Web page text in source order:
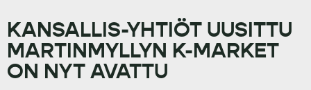
KANSALLIS-YHTIÖT UUSITTU
MARTINMYLLYN K-MARKET
ON NYT AVATTU